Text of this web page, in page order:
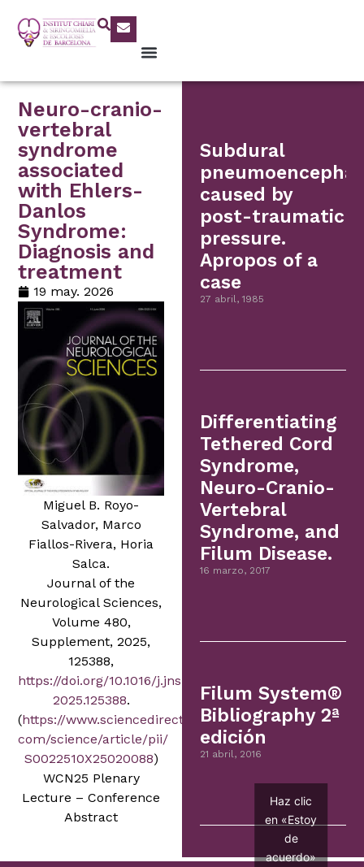
Neuro-cranio-
vertebral
syndrome
associated
with Ehlers-
Danlos
Syndrome:
Diagnosis and
treatment
19 may. 2026
Miguel B. Royo-
Salvador, Marco
Fiallos-Rivera, Horia
Salca.
Journal of the
Neurological Sciences,
Volume 480,
Supplement, 2025,
125388,
https://doi.org/10.1016/j.jns.
2025.125388.
(https://www.sciencedirect.
com/science/article/pii/
S0022510X25020088)
WCN25 Plenary
Lecture – Conference
Abstract
Subdural
caused by
post-traumatic
pressure.
Apropos of a
case
27 abril, 1985
Differentiating
Tethered Cord
Syndrome,
Neuro-Cranio-
Vertebral
Syndrome, and
Filum Disease.
16 marzo, 2017
Filum System®
Bibliography 2ª
edición
21 abril, 2016
Haz clic
en «Estoy
de
acuerdo»